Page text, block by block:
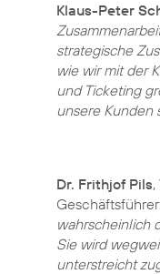
Klaus-Peter
strategische
wie wir mit der
und Ticketing
unsere Kunden
Dr. Frithjof Pils
wahrscheinlich
Sie wird
unterstreicht